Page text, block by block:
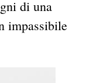
di una
impassibile